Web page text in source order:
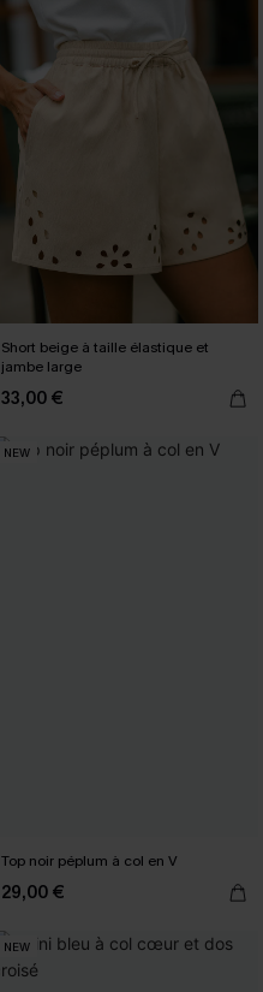
Short beige à taille élastique et
jambe large
33,00 €
NEW
Top noir péplum à col en V
29,00 €
NEW